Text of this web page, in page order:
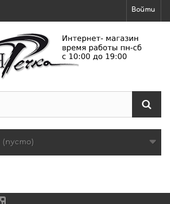
Войти
(пусто)